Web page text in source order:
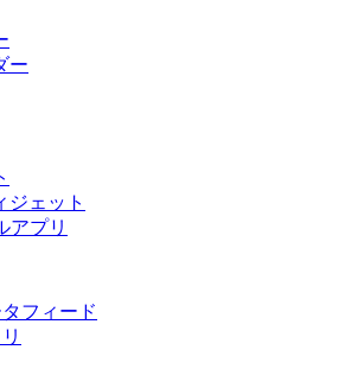
ー
ジェット
アプリ
フィード